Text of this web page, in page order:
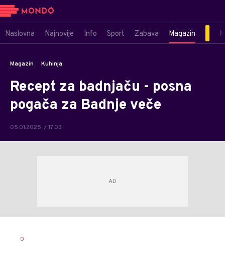
Naslovna Najnovije Info Sport Zabava Magazin
Magazin Kuhinja
Recept za badnjaču - posna
pogača za Badnje veče
05.01.2025. / 17:03
0